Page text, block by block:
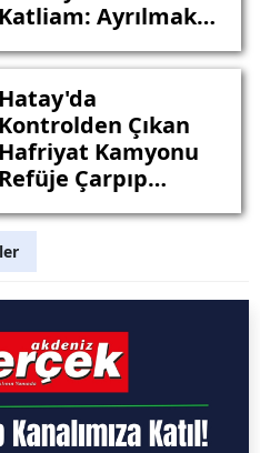
Katliam: Ayrılmak
Babasını Katletti
Hatay'da
Kontrolden Çıkan
Hafriyat Kamyonu
Refüje Çarpıp